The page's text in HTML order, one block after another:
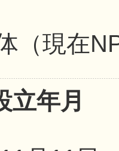
一覧
（現在
立年月